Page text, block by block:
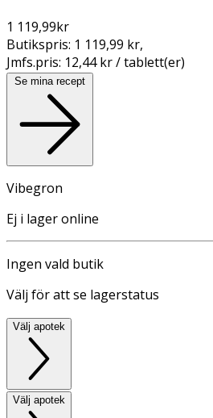
1 119,99kr
Butikspris: 1 119,99 kr,
Jmfs.pris: 12,44 kr / tablett(er)
Se mina recept
Vibegron
Ej i lager online
Ingen vald butik
Välj för att se lagerstatus
Välj apotek
Välj apotek